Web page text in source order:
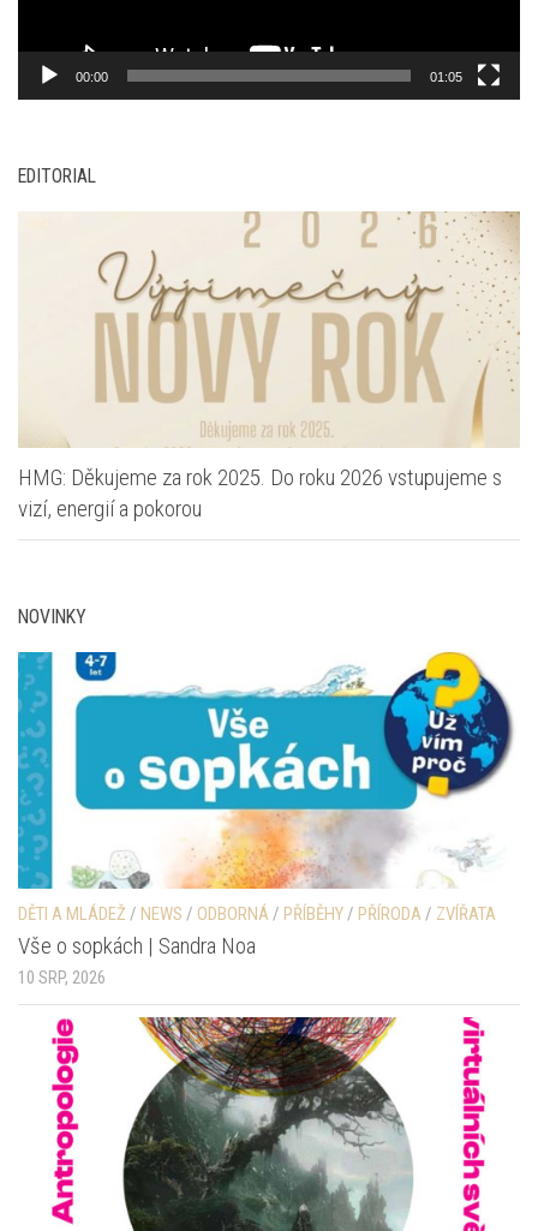
00:00 01:05
EDITORIAL
HMG: Děkujeme za rok 2025. Do roku 2026 vstupujeme s
vizí, energií a pokorou
NOVINKY
DĚTI A MLÁDEŽ / NEWS / ODBORNÁ / PŘÍBĚHY/ PŘÍRODA / ZVÍŘATA
Vše o sopkách | Sandra Noa
10 SRP, 2026